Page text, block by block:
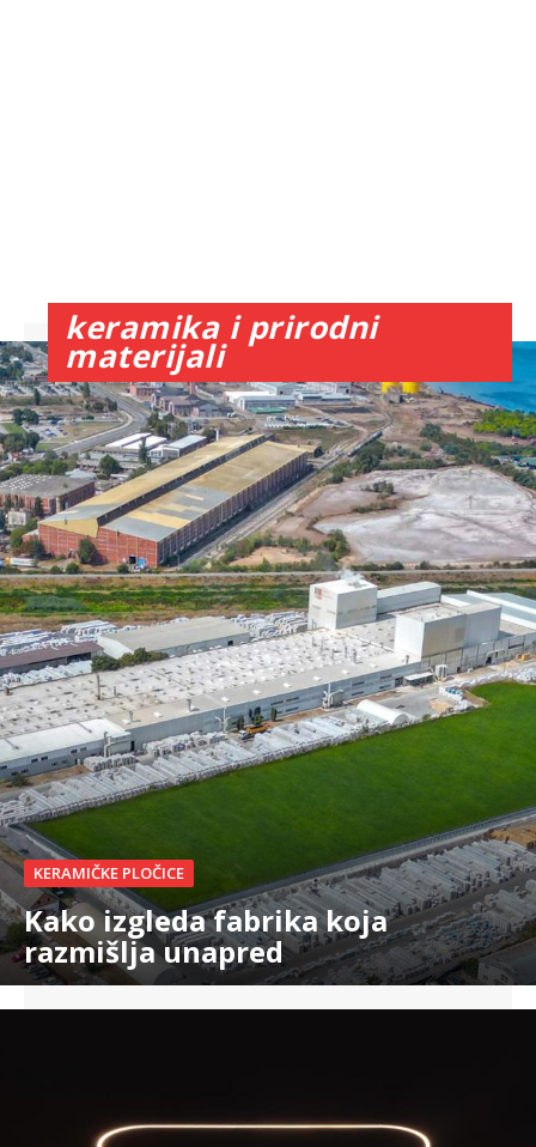
keramika i prirodni
materijali
KERAMIČKE PLOČICE
Kako izgleda fabrika koja
razmišlja unapred